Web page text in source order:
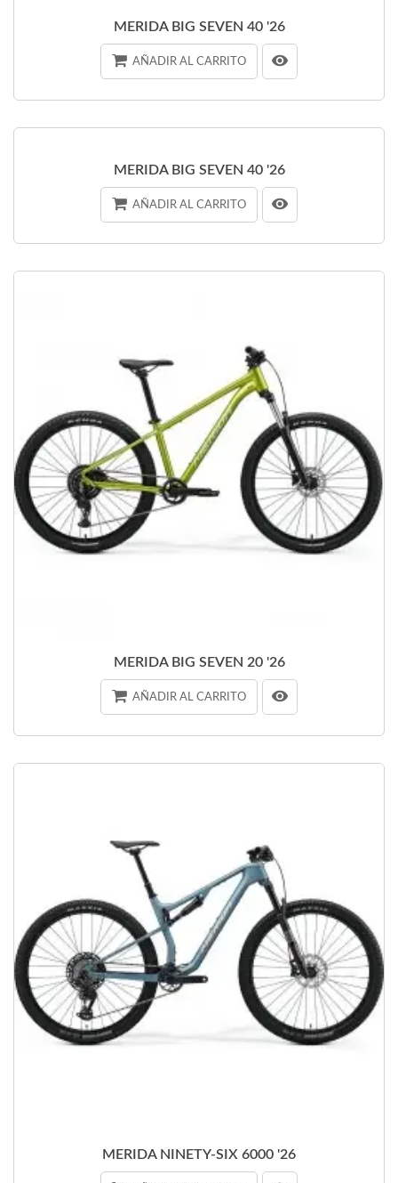
MERIDA BIG SEVEN 40 '26
AÑADIR AL CARRITO
MERIDA BIG SEVEN 40 '26
AÑADIR AL CARRITO
MERIDA BIG SEVEN 20 '26
AÑADIR AL CARRITO
MERIDA NINETY-SIX 6000 '26